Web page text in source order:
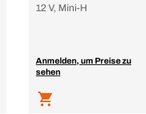
12 V, Mini-H
Anmelden, um Preise zu
sehen